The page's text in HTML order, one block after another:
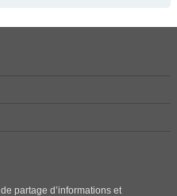
partage d’informations et